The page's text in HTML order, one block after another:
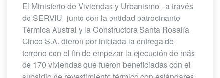
El Ministerio de Viviendas y Urbanismo - a través
de SERVIU- junto con la entidad patrocinante
Térmica Austral y la Constructora Santa Rosalía
Cinco S.A. dieron por iniciada la entrega de
terreno con el fin de empezar la ejecución de más
de 170 viviendas que fueron beneficiadas con el